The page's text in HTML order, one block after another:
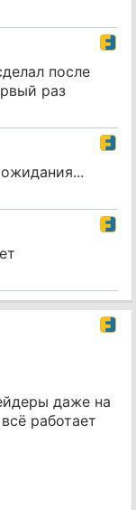
после
раз
даже на
работает